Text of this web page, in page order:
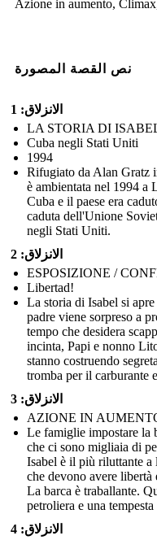
Azione in aumento,
نص القصة المصورة
الانزلاق: 1
LA STORIA DI
Cuba negli Stati Uniti
1994
Rifugiato da Alan Gratz
è ambientata nel 1994 a
Cuba e il paese era
caduta dell'Unione
negli Stati Uniti.
الانزلاق: 2
ESPOSIZIONE /
Libertad!
La storia di Isabel si
padre viene sorpreso a
tempo che desidera
incinta, Papi e nonno
stanno costruendo
tromba per il carburante
الانزلاق: 3
AZIONE IN
Le famiglie impostare la
che ci sono migliaia di
Isabel è il più riluttante a
che devono avere
La barca è traballante.
petroliera e una
الانزلاق: 4